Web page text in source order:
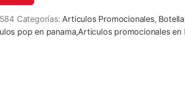
Categorías: Articulos Promocionales,
pop en panama,Articulos promocionales en